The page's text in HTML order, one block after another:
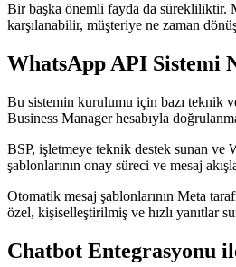
Bir başka önemli fayda da sürekliliktir.
karşılanabilir, müşteriye ne zaman
WhatsApp API Sistemi
Bu sistemin kurulumu için bazı teknik
Business Manager hesabıyla
BSP, işletmeye teknik destek sunan ve
şablonlarının onay süreci ve mesaj
Otomatik mesaj şablonlarının Meta
özel, kişiselleştirilmiş ve hızlı yanıtlar
Chatbot Entegrasyonu